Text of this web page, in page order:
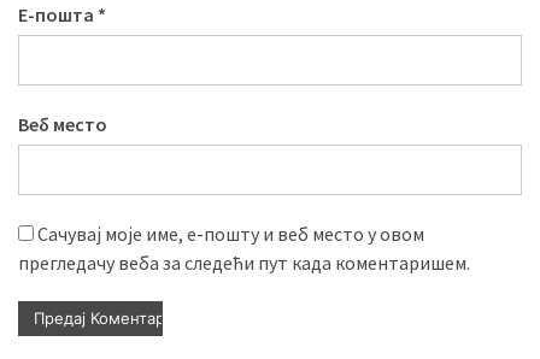
Е-пошта *
Веб место
Сачувај моје име, е-пошту и веб место у овом
прегледачу веба за следећи пут када коментаришем.